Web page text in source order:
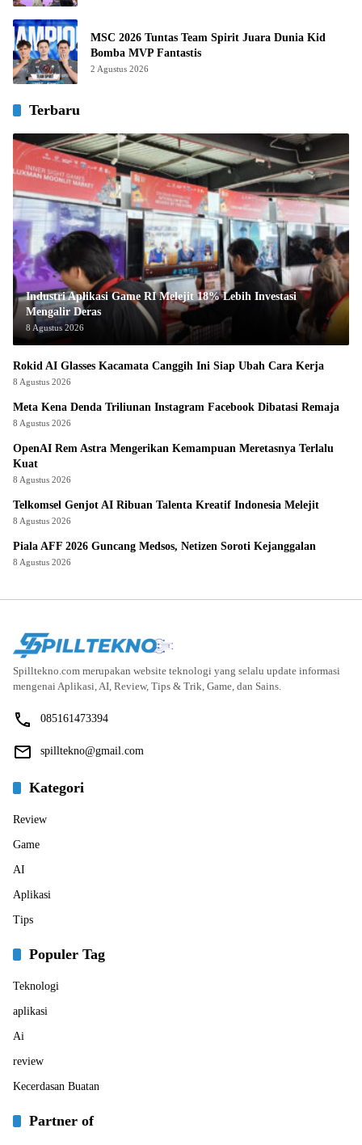
MSC 2026 Tuntas Team Spirit Juara Dunia Kid
Bomba MVP Fantastis
2 Agustus 2026
Terbaru
Industri Aplikasi Game RI Melejit 18% Lebih Investasi
Mengalir Deras
8 Agustus 2026
Rokid AI Glasses Kacamata Canggih Ini Siap Ubah Cara Kerja
8 Agustus 2026
Meta Kena Denda Triliunan Instagram Facebook Dibatasi Remaja
8 Agustus 2026
OpenAI Rem Astra Mengerikan Kemampuan Meretasnya Terlalu
Kuat
8 Agustus 2026
Telkomsel Genjot AI Ribuan Talenta Kreatif Indonesia Melejit
8 Agustus 2026
Piala AFF 2026 Guncang Medsos, Netizen Soroti Kejanggalan
8 Agustus 2026
Spilltekno.com merupakan website teknologi yang selalu update informasi
mengenai Aplikasi, AI, Review, Tips & Trik, Game, dan Sains.
085161473394
spilltekno@gmail.com
Kategori
Review
Game
AI
Aplikasi
Tips
Populer Tag
Teknologi
aplikasi
Ai
review
Kecerdasan Buatan
Partner of